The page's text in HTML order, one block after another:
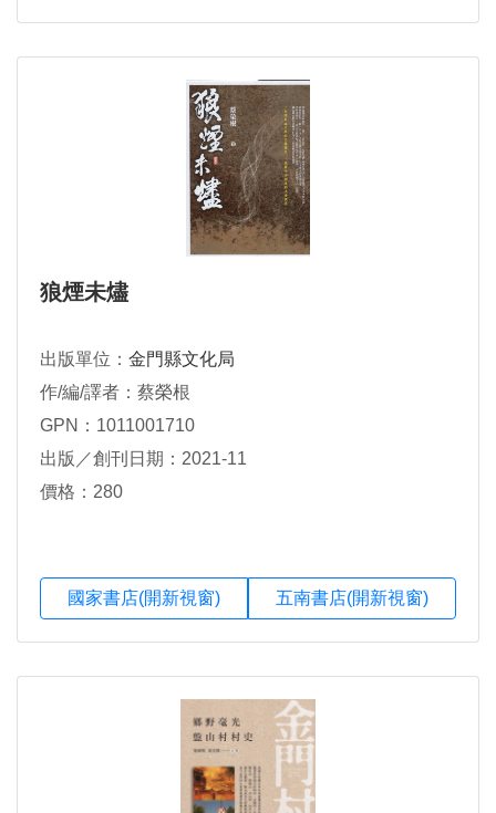
狼煙未燼
出版單位： 金門縣文化局
作/編/譯者：蔡榮根
GPN：1011001710
出版／創刊日期：2021-11
價格：280
國家書店(開新視窗) 五南書店(開新視窗)